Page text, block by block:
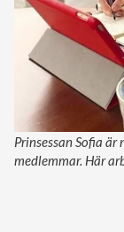
Prinsessan Sofia
medlemmar. Här